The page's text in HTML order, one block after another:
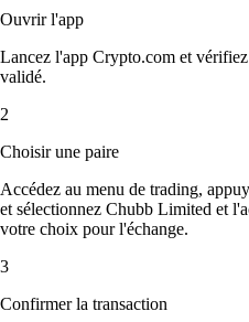
Ouvrir l'app
Lancez l'app Crypto.com et
validé.
2
Choisir une paire
Accédez au menu de trading,
et sélectionnez Chubb Limited et
votre choix pour l'échange.
3
Confirmer la transaction